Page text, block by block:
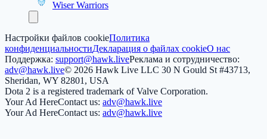
Wiser Warriors
Настройки файлов cookieПолитика
конфиденциальностиДекларация о файлах cookieО нас
Поддержка: support@hawk.liveРеклама и сотрудничество:
adv@hawk.live© 2026 Hawk Live LLC 30 N Gould St #43713,
Sheridan, WY 82801, USA
Dota 2 is a registered trademark of Valve Corporation.
Your Ad HereContact us: adv@hawk.live
Your Ad HereContact us: adv@hawk.live